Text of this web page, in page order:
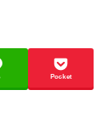
Pocket